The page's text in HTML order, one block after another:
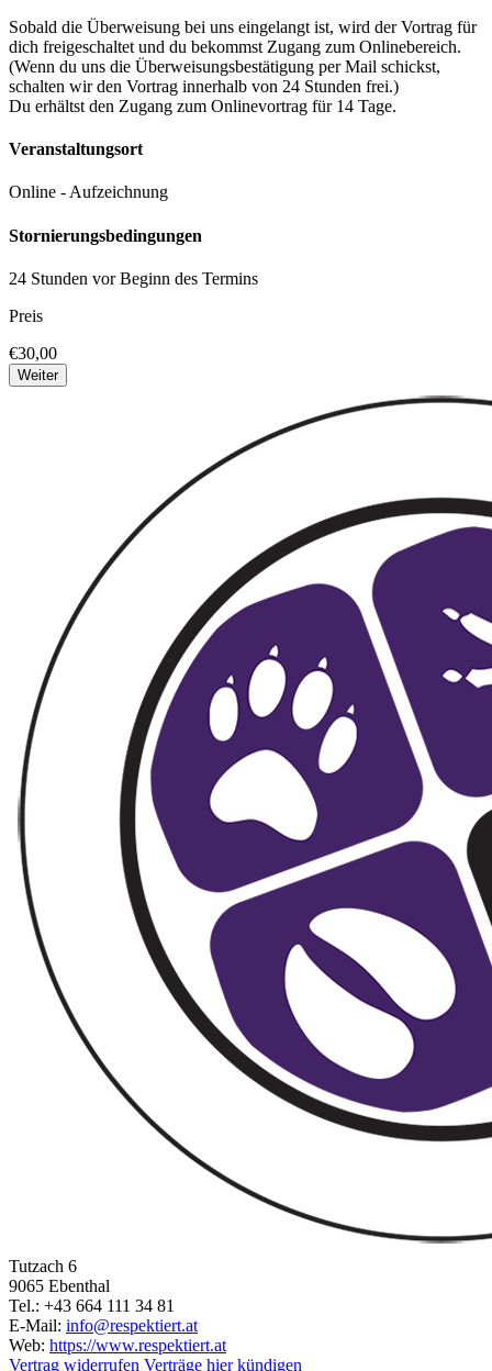
Sobald die Überweisung bei uns eingelangt ist, wird der Vortrag für
dich freigeschaltet und du bekommst Zugang zum Onlinebereich.
(Wenn du uns die Überweisungsbestätigung per Mail schickst,
schalten wir den Vortrag innerhalb von 24 Stunden frei.)
Du erhältst den Zugang zum Onlinevortrag für 14 Tage.
Veranstaltungsort
Online - Aufzeichnung
Stornierungsbedingungen
24 Stunden vor Beginn des Termins
Preis
€30,00
Weiter
Tutzach 6
9065 Ebenthal
Tel.: +43 664 111 34 81
E-Mail: info@respektiert.at
Web: https://www.respektiert.at
Vertrag widerrufen Verträge hier kündigen